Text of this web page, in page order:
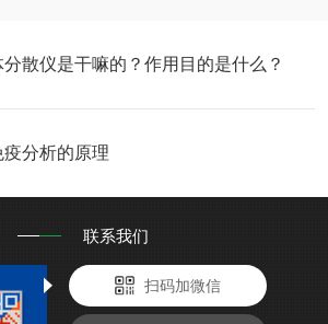
散仪是干嘛的？作用目的是什么？
疫分析的原理
联系我们
扫码加微信